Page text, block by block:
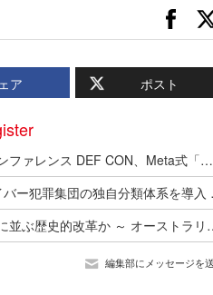
ア ポスト
ハッキングカンファレンス DEF CON、Meta式「変態メガネ」全面禁止（度付きもNG）広がるスマートグラス締め出し
Google がサ
最低賃金実現に並ぶ歴史的改革か
編集部にメッセージを